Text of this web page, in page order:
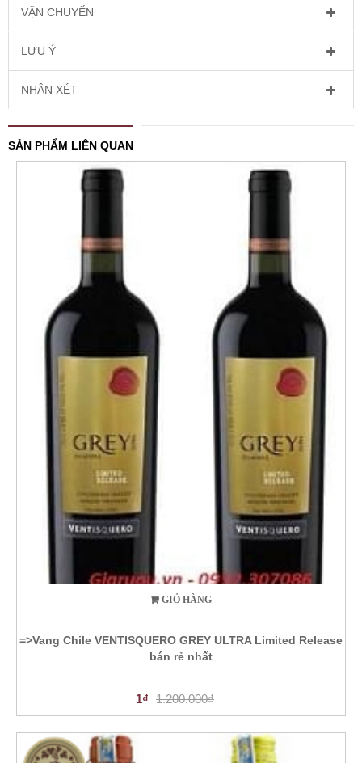
VẬN CHUYỂN
LƯU Ý
NHẬN XÉT
SẢN PHẨM LIÊN QUAN
GIỎ HÀNG
=>Vang Chile VENTISQUERO GREY ULTRA Limited Release
bán rẻ nhất
1₫ 1.200.000₫